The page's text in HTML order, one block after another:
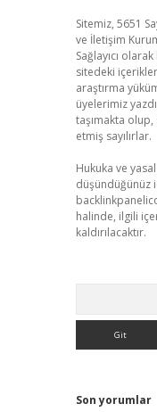
Sitemiz, 5651
ve İletişim
Sağlayıcı
sitedeki
araştırma
üyelerimiz
taşımakta
etmiş sayılırlar.
Hukuka ve
düşündüğünüz
halinde, ilgili
kaldırılacaktır.
Son yorumlar